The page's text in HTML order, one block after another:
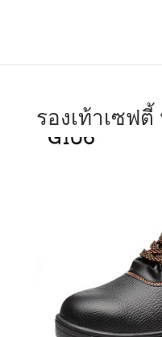
รองเท้าเซฟตี้